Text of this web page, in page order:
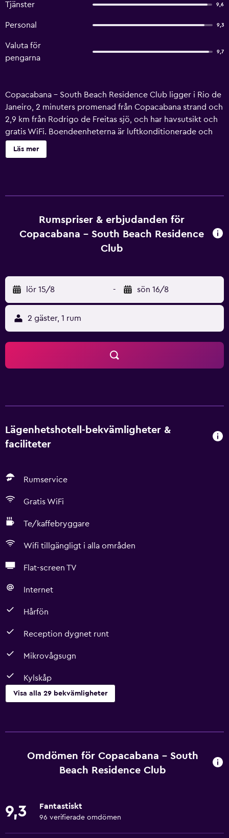
Tjänster 9,6
Personal 9,3
Valuta för
pengarna
9,7
Copacabana - South Beach Residence Club ligger i Rio de
Janeiro, 2 minuters promenad från Copacabana strand och
2,9 km från Rodrigo de Freitas sjö, och har havsutsikt och
gratis WiFi. Boendeenheterna är luftkonditionerade och
har en terrass, en platt-tv och ett eget badrum med dusch
och hårtork. I köket finns också ett kylskåp, en
ligger 11 km från boendet.
Läs mer
Rumspriser & erbjudanden för
Copacabana - South Beach Residence
Club
lör 15/8 - sön 16/8
2 gäster, 1 rum
Lägenhetshotell-bekvämligheter &
faciliteter
Rumservice
Gratis WiFi
Te/kaffebryggare
Wifi tillgängligt i alla områden
Flat-screen TV
Internet
Hårfön
Reception dygnet runt
Mikrovågsugn
Kylskåp
Visa alla 29 bekvämligheter
Elektrisk vattenkokare
Köksutrustning
Mikrovågsugn
Kök
Omdömen för Copacabana - South
Beach Residence Club
9,3 Fantastiskt
96 verifierade omdömen